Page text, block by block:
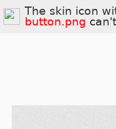
The skin icon
button.png